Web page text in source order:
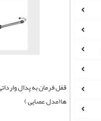
قفل فرمان به پدال
ها(مدل عصایی )